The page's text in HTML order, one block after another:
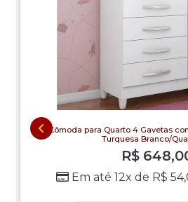
Cômoda para Quarto 4 Gavetas
Turquesa Branco/
R$
Em até 12x de R$